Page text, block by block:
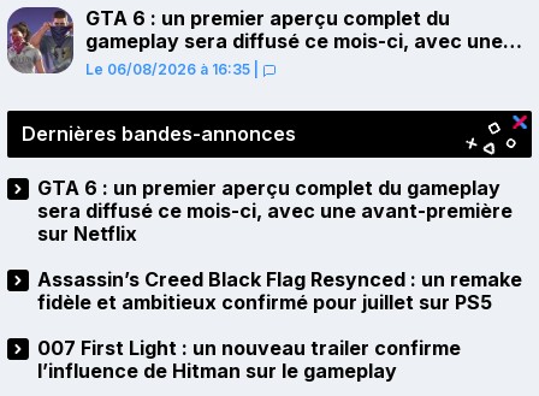
GTA 6 : un premier aperçu complet du
gameplay sera diffusé ce mois-ci, avec une
avant-première sur Netflix
Le 06/08/2026 à 16:35
Dernières bandes-annonces
GTA 6 : un premier aperçu complet du gameplay
sera diffusé ce mois-ci, avec une avant-première
sur Netflix
Assassin’s Creed Black Flag Resynced : un remake
fidèle et ambitieux confirmé pour juillet sur PS5
007 First Light : un nouveau trailer confirme
l’influence de Hitman sur le gameplay